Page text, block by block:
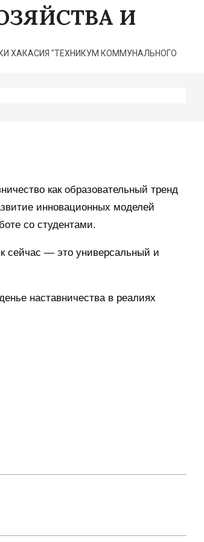
И
ХАКАСИЯ "ТЕХНИКУМ КОММУНАЛЬНОГО
как образовательный тренд
инновационных моделей
со студентами.
сейчас — это универсальный и
наставничества в реалиях